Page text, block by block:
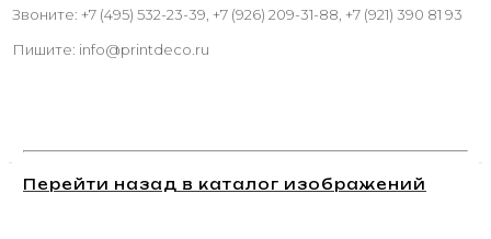
Звоните: +7 (495) 532-23-39, +7 (926) 209-31-88, +7 (921) 390 81 93
Пишите: info@printdeco.ru
Перейти назад в каталог изображений